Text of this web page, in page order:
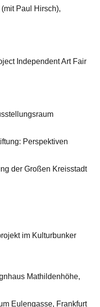
Paul Hirsch),
Independent Art Fair
Perspektiven
der Großen Kreisstadt
im Kulturbunker
Mathildenhöhe,
Eulengasse, Frankfurt